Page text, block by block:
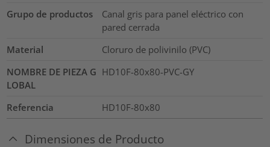
Grupo de productos
Canal gris para panel eléctrico con
pared cerrada
Material
Cloruro de polivinilo (PVC)
NOMBRE DE PIEZA G
LOBAL
HD10F-80x80-PVC-GY
Referencia HD10F-80x80
Dimensiones de Producto